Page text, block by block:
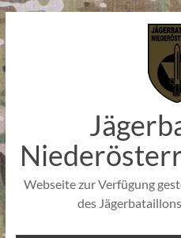
Zum
springen
Webseite zur Verfügung
des